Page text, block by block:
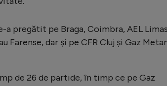
pregătit pe Braga, Coimbra, AEL
Farense, dar și pe CFR Cluj și Gaz
de 26 de partide, în timp ce pe Gaz